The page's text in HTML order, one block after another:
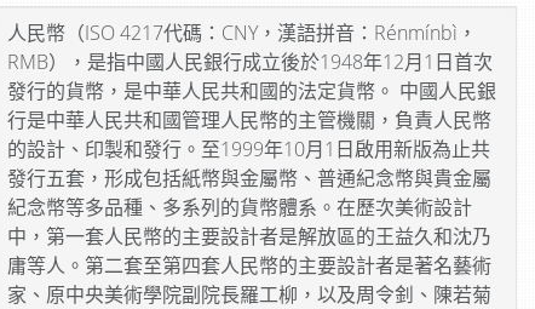
人民幣（ISO 4217代碼：CNY，漢語拼音：Rénmínbì，
RMB），是指中國人民銀行成立後於1948年12月1日首次
發行的貨幣，是中華人民共和國的法定貨幣。 中國人民銀
行是中華人民共和國管理人民幣的主管機關，負責人民幣
的設計、印製和發行。至1999年10月1日啟用新版為止共
發行五套，形成包括紙幣與金屬幣、普通紀念幣與貴金屬
紀念幣等多品種、多系列的貨幣體系。在歷次美術設計
中，第一套人民幣的主要設計者是解放區的王益久和沈乃
庸等人。第二套至第四套人民幣的主要設計者是著名藝術
家、原中央美術學院副院長羅工柳，以及周令釗、陳若菊